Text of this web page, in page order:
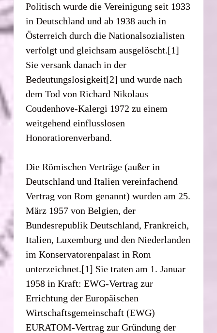
Politisch wurde die Vereinigung seit 1933
in Deutschland und ab 1938 auch in
Österreich durch die Nationalsozialisten
verfolgt und gleichsam ausgelöscht.[1]
Sie versank danach in der
Bedeutungslosigkeit[2] und wurde nach
dem Tod von Richard Nikolaus
Coudenhove-Kalergi 1972 zu einem
weitgehend einflusslosen
Honoratiorenverband.
Die Römischen Verträge (außer in
Deutschland und Italien vereinfachend
Vertrag von Rom genannt) wurden am 25.
März 1957 von Belgien, der
Bundesrepublik Deutschland, Frankreich,
Italien, Luxemburg und den Niederlanden
im Konservatorenpalast in Rom
unterzeichnet.[1] Sie traten am 1. Januar
1958 in Kraft: EWG-Vertrag zur
Errichtung der Europäischen
Wirtschaftsgemeinschaft (EWG)
EURATOM-Vertrag zur Gründung der